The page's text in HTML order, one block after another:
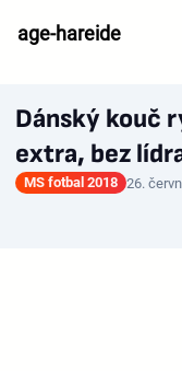
age-hareide
Dánský kouč
extra, bez
MS fotbal 2018 26.